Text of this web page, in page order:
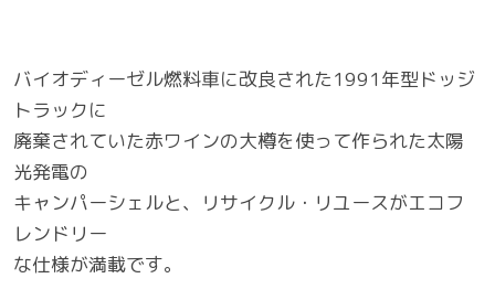
バイオディーゼル燃料車に改良された1991年型ドッジ
トラックに
廃棄されていた赤ワインの大樽を使って作られた太陽
光発電の
キャンパーシェルと、リサイクル・リユースがエコフ
レンドリー
な仕様が満載です。